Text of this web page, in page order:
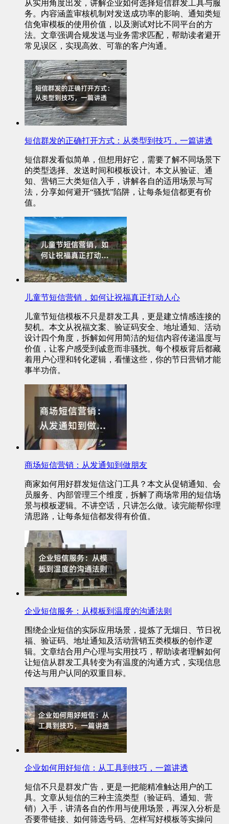
从实用角度出发，讲解企业如何选择短信群发工具与服
务。内容涵盖审核机制对发送成功率的影响、通知类短
信免审模板的使用价值，以及测试对比不同平台的方
法。文章强调合规发送与业务需求匹配，帮助读者避开
常见误区，实现高效、可靠的客户沟通。
短信群发的正确打开方式：从类型到技巧，一篇讲透
短信群发看似简单，但想用好它，需要了解不同场景下
的类型选择、发送时间和模板设计。本文从验证、通
知、营销三大类短信入手，讲解各自的适用场景与写
法，分享如何避开“骚扰”陷阱，让每条短信都更有价
值。
儿童节短信营销，如何让祝福真正打动人心
儿童节短信模板不只是群发工具，更是建立情感连接的
契机。本文从祝福文案、验证码安全、地址通知、活动
设计四个角度，拆解如何用简洁的短信内容传递温度与
价值，让客户感受到诚意而非骚扰。每个模板背后都藏
着用户心理和转化逻辑，看懂这些，你的节日营销才能
事半功倍。
商场短信营销：从发通知到做朋友
商家如何用好群发短信这门工具？本文从促销通知、会
员服务、内部管理三个维度，拆解了商场常用的短信场
景与模板逻辑。不讲空话，只讲怎么做。读完能帮你理
清思路，让每条短信都发得有价值。
企业短信服务：从模板到温度的沟通法则
围绕企业短信的实际应用场景，提炼了无烟日、节日祝
福、验证码、地址通知及活动营销五类模板的创作逻
辑。文章结合用户心理与实用技巧，帮助读者理解如何
让短信从群发工具转变为有温度的沟通方式，实现信息
传达与用户认同的双重目标。
企业如何用好短信：从工具到技巧，一篇讲透
短信不只是群发广告，更是一把能精准触达用户的工
具。文章从短信的三种主流类型（验证码、通知、营
销）入手，讲清各自的作用与使用场景，再深入分析是
否要带链接、如何筛选号码、怎样写好模板等实操问